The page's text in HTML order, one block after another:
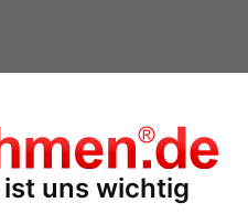
uns wichtig